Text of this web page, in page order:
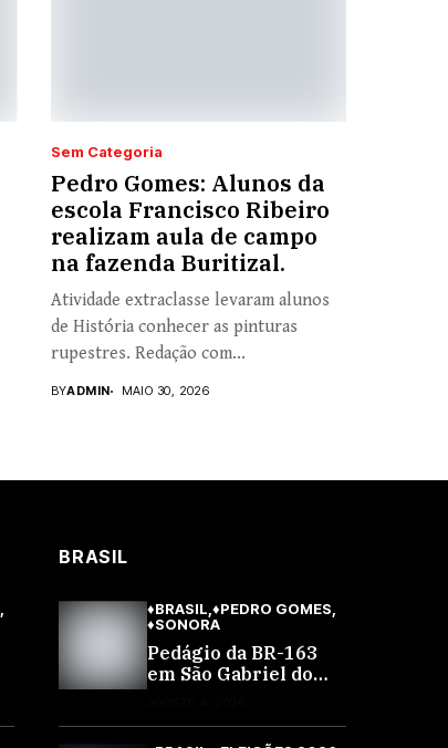
Sem Categoria
Pedro Gomes: Alunos da
escola Francisco Ribeiro
realizam aula de campo
na fazenda Buritizal.
Atividade extraclasse levaram alunos
de História conhecer as pinturas
rupestres. Redação com...
BYADMIN MAIO 30, 2026
BRASIL
♦BRASIL ♦PEDRO GOMES
♦SONORA
Pedágio da BR-163
em São Gabriel do